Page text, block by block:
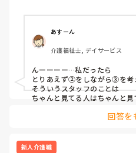
④その他
あすーん
介護福祉士, デイサービス
んーーーー…私だったら
とりあえず②をしながら③を考
そういうスタッフのことは
ちゃんと見てる人はちゃんと見
いつかその人にバチが当たり
回答を
新人介護職